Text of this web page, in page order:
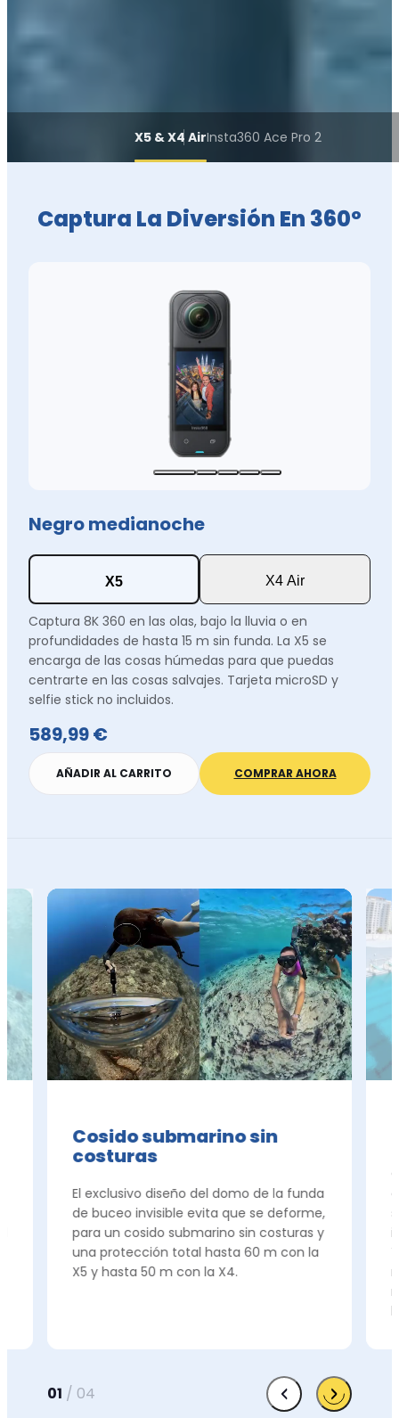
X5 & X4 AirInsta360 Ace Pro 2
Captura La Diversión En 360º
Negro medianoche
X5 X4 Air
Captura 8K 360 en las olas, bajo la lluvia o en
profundidades de hasta 15 m sin funda. La X5 se
encarga de las cosas húmedas para que puedas
centrarte en las cosas salvajes. Tarjeta microSD y
selfie stick no incluidos.
589,99 €
AÑADIR AL CARRITO COMPRAR AHORA
Cosido submarino sin
costuras
El exclusivo diseño del domo de la funda
de buceo invisible evita que se deforme,
para un cosido submarino sin costuras y
una protección total hasta 60 m con la
X5 y hasta 50 m con la X4.
01 / 04